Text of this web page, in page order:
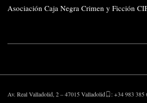
Asociación Caja Negra Crimen y Ficción
Av. Real Valladolid, 2 – 47015 Valladolid
: +34 983 385